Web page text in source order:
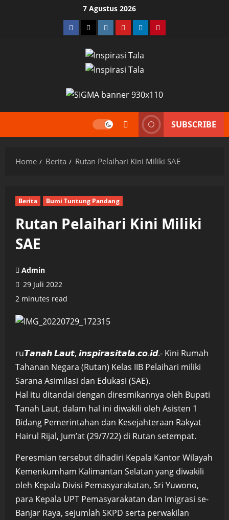
7 Agustus 2026
Facebook
TwitterInstagram
YouTubeLinkedInPinterest
SUBSCRIBE
Home Berita Rutan Pelaihari Kini Miliki SAE
Berita Bumi Tuntung Pandang
Rutan Pelaihari Kini Miliki
SAE
Admin
29 Juli 2022
2 minutes read
ru𝙏𝙖𝙣𝙖𝙝 𝙇𝙖𝙪𝙩, 𝙞𝙣𝙨𝙥𝙞𝙧𝙖𝙨𝙞𝙩𝙖𝙡𝙖.𝙘𝙤.𝙞𝙙.- Kini Rumah
Tahanan Negara (Rutan) Kelas IIB Pelaihari miliki
Sarana Asimilasi dan Edukasi (SAE).
Hal itu ditandai dengan diresmikannya oleh Bupati
Tanah Laut, dalam hal ini diwakili oleh Asisten 1
Bidang Pemerintahan dan Kesejahteraan Rakyat
Hairul Rijal, Jum’at (29/7/22) di Rutan setempat.
Peresmian tersebut dihadiri Kepala Kantor Wilayah
Kemenkumham Kalimantan Selatan yang diwakili
oleh Kepala Divisi Pemasyarakatan, Sri Yuwono,
para Kepala UPT Pemasyarakatan dan Imigrasi se-
Banjar Raya, sejumlah SKPD serta perwakilan